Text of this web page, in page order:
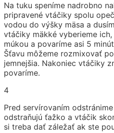
Na tuku speníme nadrobno
pripravené vtáčiky spolu
vodou do výšky mäsa a
vtáčiky mäkké vyberieme
múkou a povaríme asi 5
Šťavu môžeme rozmixovať
jemnejšia. Nakoniec vtáčiky
povaríme.
4
Pred servírovaním
odstraňujú ťažko a vtáčik
si treba dať záležať ak ste